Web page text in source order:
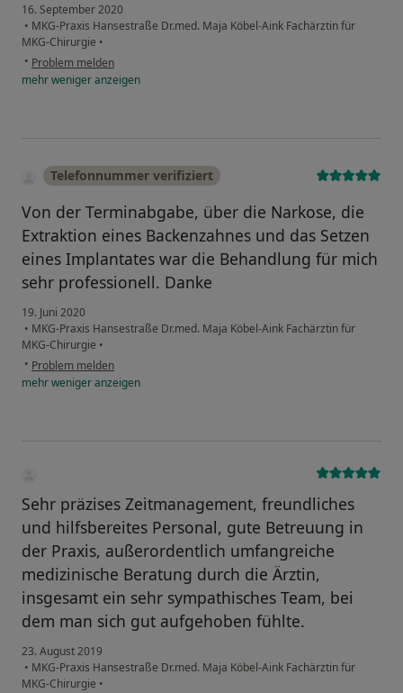
16. September 2020
• MKG-Praxis Hansestraße Dr.med. Maja Köbel-Aink Fachärztin für
MKG-Chirurgie •
• Problem melden
mehrwenigeranzeigen
Telefonnummer verifiziert
Von der Terminabgabe, über die Narkose, die
Extraktion eines Backenzahnes und das Setzen
eines Implantates war die Behandlung für mich
sehr professionell. Danke
19. Juni 2020
• MKG-Praxis Hansestraße Dr.med. Maja Köbel-Aink Fachärztin für
MKG-Chirurgie •
• Problem melden
mehrwenigeranzeigen
Sehr präzises Zeitmanagement, freundliches
und hilfsbereites Personal, gute Betreuung in
der Praxis, außerordentlich umfangreiche
medizinische Beratung durch die Ärztin,
insgesamt ein sehr sympathisches Team, bei
dem man sich gut aufgehoben fühlte.
23. August 2019
• MKG-Praxis Hansestraße Dr.med. Maja Köbel-Aink Fachärztin für
MKG-Chirurgie •